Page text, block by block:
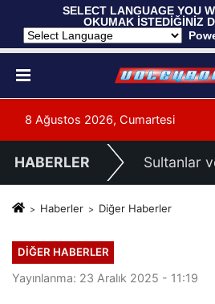
SELECT LANGUAGE YOU
OKUMAK İSTEDİĞİNİZ
8 Ağustos 2026, Cumartesi
HABERLER Sultanlar
Haberler Diğer Haberler
DIĞER HABERLER
Yayınlanma: 23 Aralık 2025 - 11:19